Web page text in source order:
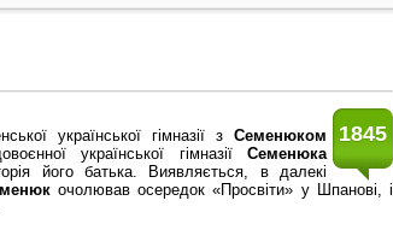
1845
української гімназії з Семенюком
української гімназії Семенюка
його батька. Виявляється, в далекі
очолював осередок «Просвіти» у Шпанові, і